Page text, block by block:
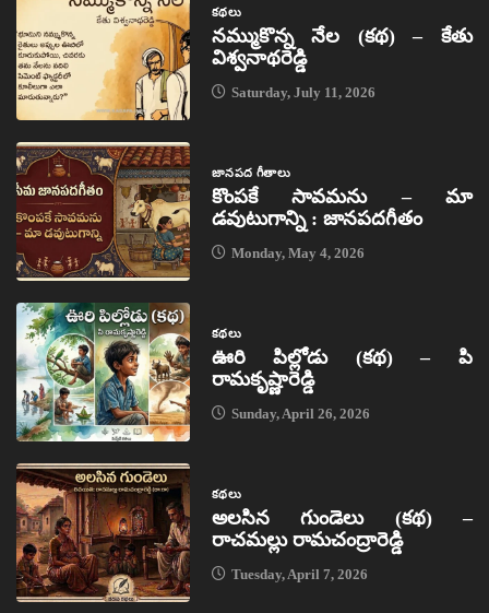
కథలు
నమ్ముకొన్న నేల (కథ) – కేతు
విశ్వనాథరెడ్డి
Saturday, July 11, 2026
జానపద గీతాలు
కొంపకే సావమను – మా
డవుటుగాన్ని : జానపదగీతం
Monday, May 4, 2026
కథలు
ఊరి పిల్లోడు (కథ) – పి
రామకృష్ణారెడ్డి
Sunday, April 26, 2026
కథలు
అలసిన గుండెలు (కథ) –
రాచమల్లు రామచంద్రారెడ్డి
Tuesday, April 7, 2026